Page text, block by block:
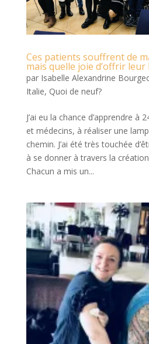
Ces patients souffrent de
mais quelle joie d’offrir leur
par Isabelle Alexandrine
Italie, Quoi de neuf?
J’ai eu la chance d’apprendre à
et médecins, à réaliser une
chemin. J’ai été très touchée
à se donner à travers la
Chacun a mis un...